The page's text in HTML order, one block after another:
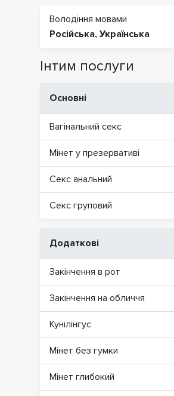
Володіння мовами
Російська, Українська
Інтим послуги
Основні
Вагінальний секс
Мінет у презервативі
Секс анальний
Секс груповий
Додаткові
Закінчення в рот
Закінчення на обличчя
Кунілінгус
Мінет без гумки
Мінет глибокий